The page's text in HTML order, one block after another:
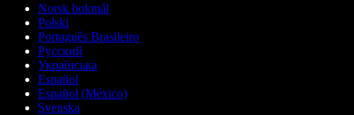
Norsk bokmål
Polski
Português Brasileiro
Русский
Українська
Español
Español (México)
Svenska